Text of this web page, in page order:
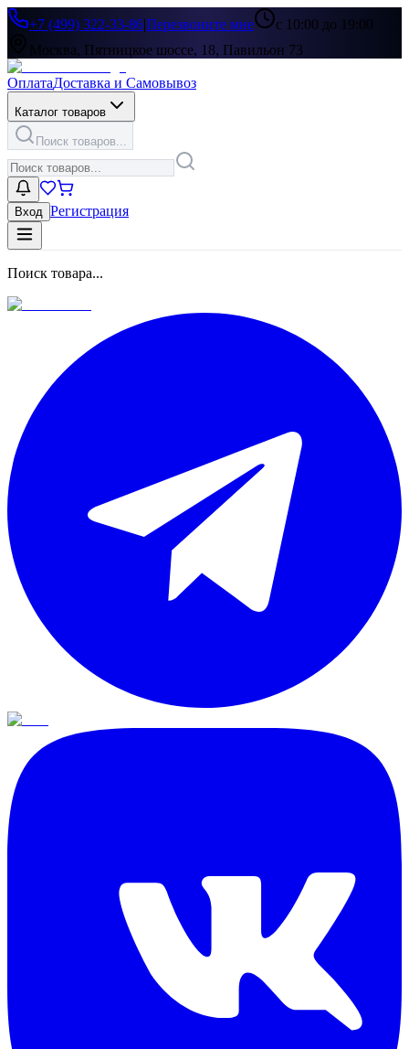
+7 (499) 322-33-86|Перезвоните мне
с 10:00 до 19:00
Москва, Пятницкое шоссе, 18, Павильон 73
ОплатаДоставка и Самовывоз
Каталог товаров
Поиск товаров...
Вход Регистрация
Поиск товара...